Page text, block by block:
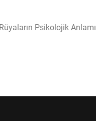
Rüyaların Psikolojik Anlamı